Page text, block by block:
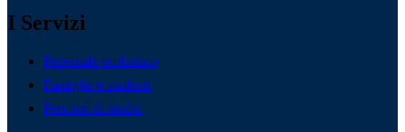
I Servizi
Personale scolastico
Famiglie e studenti
Percorsi di studio